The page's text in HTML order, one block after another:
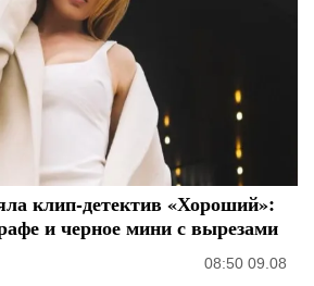
клип-детектив «Хороший»:
и черное мини с вырезами
08:50 09.08